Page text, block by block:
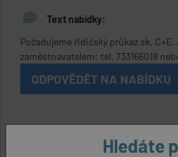
Text nabídky:
Požadujeme řidičský průkaz sk.
zaměstnavatelem: tel. 733166018
ODPOVĚDĚT NA NABÍDKU
Hledáte